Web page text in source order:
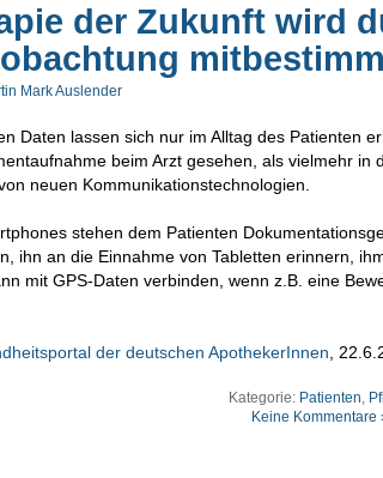
der Zukunft wird
Mark Auslender
Daten lassen sich nur im Alltag des Patienten
beim Arzt gesehen, als vielmehr in
neuen Kommunikationstechnologien.
stehen dem Patienten
ihn an die Einnahme von Tabletten erinnern,
mit GPS-Daten verbinden, wenn z.B. eine
der deutschen ApothekerInnen ,
Kategorie: Patienten
Keine Kommentare